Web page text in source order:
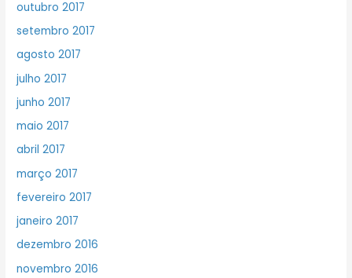
outubro 2017
setembro 2017
agosto 2017
julho 2017
junho 2017
maio 2017
abril 2017
março 2017
fevereiro 2017
janeiro 2017
dezembro 2016
novembro 2016